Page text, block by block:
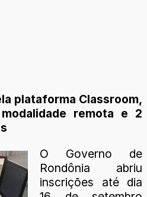
plataforma Classroom,
remota e 2
O Governo de
Rondônia abriu
inscrições até dia